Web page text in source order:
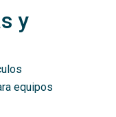
y
equipos